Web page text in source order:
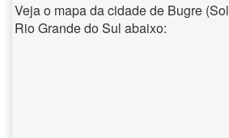
Veja o mapa da cidade de Bugre
Rio Grande do Sul abaixo: